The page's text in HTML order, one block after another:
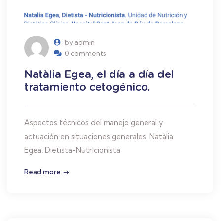
by admin
0 comments
Natàlia Egea, el día a día del
tratamiento cetogénico.
Aspectos técnicos del manejo general y
actuación en situaciones generales. Natàlia
Egea, Dietista-Nutricionista
Read more